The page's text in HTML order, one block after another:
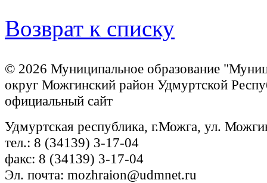
Возврат к списку
© 2026 Муниципальное образование
округ Можгинский район Удмуртской
официальный сайт
Удмуртская республика, г.Можга, ул.
тел.: 8 (34139) 3-17-04
факс: 8 (34139) 3-17-04
Эл. почта: mozhraion@udmnet.ru